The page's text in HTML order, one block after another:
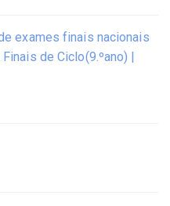
exames finais nacionais
de Ciclo(9.ºano) |